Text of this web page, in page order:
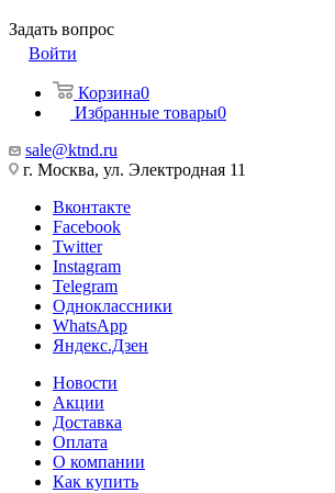
Задать вопрос
Войти
Корзина0
Избранные товары0
sale@ktnd.ru
г. Москва, ул. Электродная 11
Вконтакте
Facebook
Twitter
Instagram
Telegram
Одноклассники
WhatsApp
Яндекс.Дзен
Новости
Акции
Доставка
Оплата
О компании
Как купить